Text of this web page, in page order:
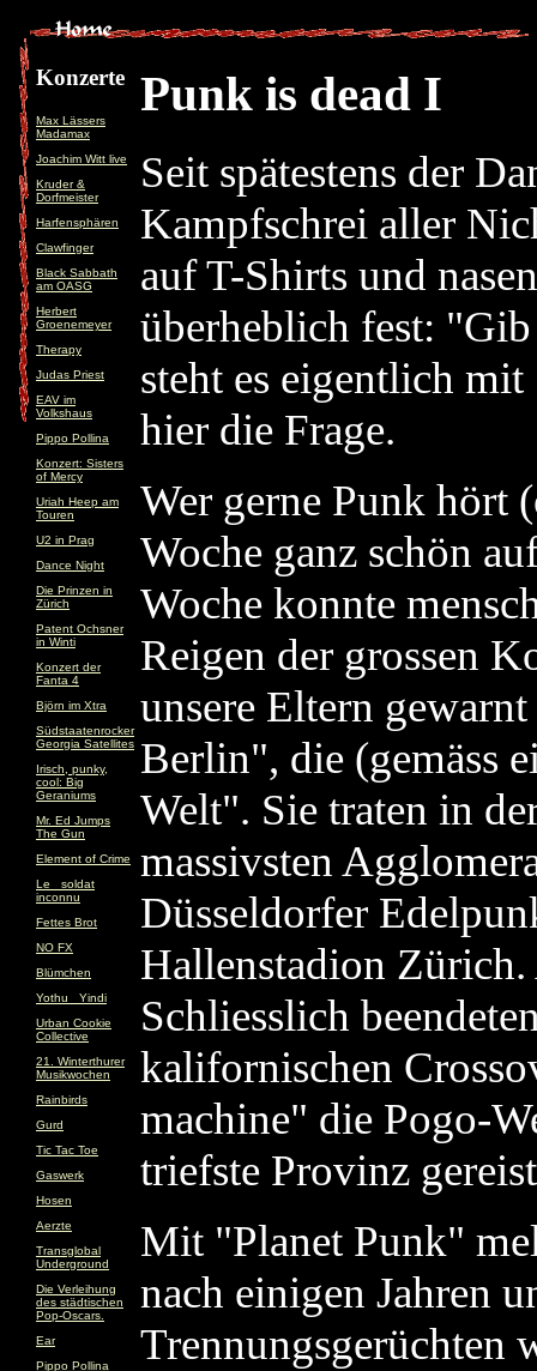
Konzerte
Max Lässers
Madamax
Joachim Witt live
Kruder &
Dorfmeister
Harfensphären
Clawfinger
Black Sabbath
am OASG
Herbert
Groenemeyer
Therapy
Judas Priest
EAV im
Volkshaus
Pippo Pollina
Konzert: Sisters
of Mercy
Uriah Heep am
Touren
U2 in Prag
Dance Night
Die Prinzen in
Zürich
Patent Ochsner
in Winti
Konzert der
Fanta 4
Björn im Xtra
Südstaatenrocker
Georgia Satellites
Irisch, punky,
cool: Big
Geraniums
Mr. Ed Jumps
The Gun
Element of Crime
Le _soldat
inconnu
Fettes Brot
NO FX
Blümchen
Yothu _Yindi
Urban Cookie
Collective
21. Winterthurer
Musikwochen
Rainbirds
Gurd
Tic Tac Toe
Gaswerk
Hosen
Aerzte
Transglobal
Underground
Die Verleihung
des städtischen
Pop-Oscars.
Ear
Pippo Pollina
Punk is dead I
Seit spätestens der
Kampfschrei aller
auf T-Shirts und
überheblich fest:
steht es eigentlich
hier die Frage.
Wer gerne Punk hört
Woche ganz schön
Woche konnte
Reigen der grossen
unsere Eltern
Berlin", die (gemäss
Welt". Sie traten in
massivsten
Düsseldorfer
Hallenstadion
Schliesslich
kalifornischen
machine" die Pogo-
triefste Provinz
Mit "Planet Punk"
nach einigen Jahren
Trennungsgerüchten